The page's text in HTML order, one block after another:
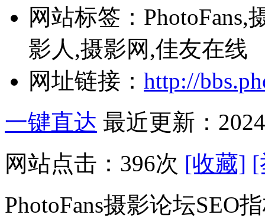
网站标签：
影人,摄影网,佳友在线
网址链接： http://
一键直达 最近更新：
网站点击： 396次 [收藏] [
PhotoFans摄影论坛SEO